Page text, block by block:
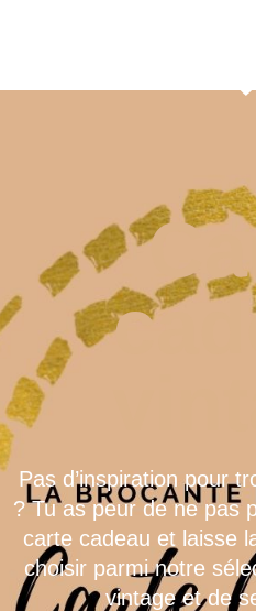
Pas d’inspiration pour
? Tu as peur de ne pas
carte cadeau et laisse
choisir parmi notre
vintage et de